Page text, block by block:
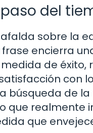
del
sobre la
encierra
de
con
búsqueda de
que realmente
que